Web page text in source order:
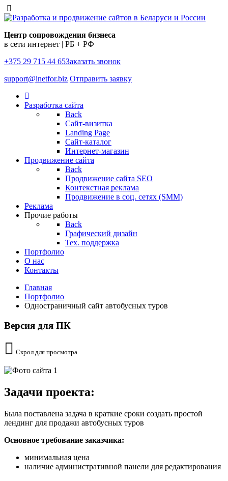
Центр сопровождения бизнеса
в сети интернет | РБ + РФ
+375 29 715 44 65Заказать звонок
support@inetfor.biz Отправить заявку
Разработка сайта
Back
Сайт-визитка
Landing Page
Сайт-каталог
Интернет-магазин
Продвижение сайта
Back
Продвижение сайта SEO
Контекстная реклама
Продвижение в соц. сетях (SMM)
Реклама
Прочие работы
Back
Графический дизайн
Тех. поддержка
Портфолио
О нас
Контакты
Главная
Портфолио
Одностраничный сайт автобусных туров
Версия для ПК
Скрол для просмотра
Задачи проекта:
Была поставлена задача в краткие сроки создать простой
лендинг для продажи автобусных туров
Основное требование заказчика:
минимальная цена
наличие административной панели для редактирования